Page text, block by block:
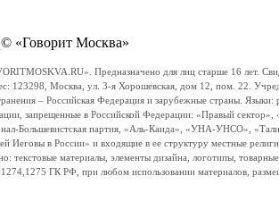
«Говорит Москва»
Предназначено для лиц старше 16 лет.
123298, Москва, ул. 3-я Хорошевская, дом 12, пом. 22.
– Российская Федерация и зарубежные страны.
запрещенные в Российской Федерации: «Правый
Большевистская партия, «Аль-Каида», «УНА-УНСО»,
Иеговы в России» и входящие в ее структуру местные
текстовые материалы, элементы дизайна, логотипы,
1274,1275 ГК РФ, при любом использовании материалов,